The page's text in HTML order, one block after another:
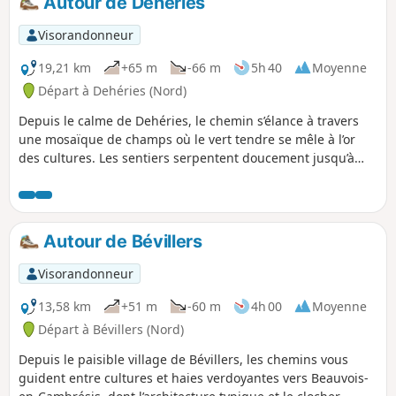
la richesse des panoramas. Ce parcours est une invitation à
savourer la douceur de la campagne cambrésienne, à
respirer profondément et à se laisser porter par le rythme
apaisant de la marche.
Visorandonneur
19,21 km
+65 m -66 m 5h 40
Moyenne
Départ à Dehéries (Nord)
Depuis le calme de Dehéries, le chemin s’élance à travers
une mosaïque de champs où le vert tendre se mêle à l’or
des cultures. Les sentiers serpentent doucement jusqu’à
veille sur les façades de brique et les petites places
animées. En filant à proximité de Caullery, la campagne
s’ouvre sur de larges horizons, ponctués de haies et de
chemins creux qui sentent bon la terre. Puis vient Élincourt,
posé comme un havre discret, où la douceur des paysages
invite à ralentir. Un itinéraire qui marie authenticité rurale
et quiétude, idéal pour savourer le charme simple des
villages du Cambrésis.
Autour de Bévillers
Visorandonneur
13,58 km
+51 m -60 m 4h 00
Moyenne
Départ à Bévillers (Nord)
Depuis le paisible village de Bévillers, les chemins vous
guident entre cultures et haies verdoyantes vers Beauvois-